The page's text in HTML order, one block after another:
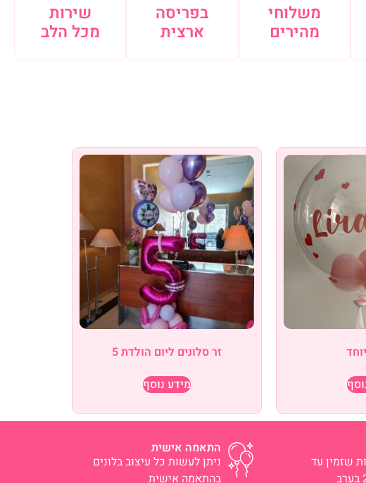
שירות
מכל הלב
בפריסה
ארצית
משלוחי
מהירים
זר סלונים ליום הולדת 5
מידע נוסף
שזמין עד
התאמה אישית
ניתן לעשות כל עיצוב בלונים
בהתאמה אישית